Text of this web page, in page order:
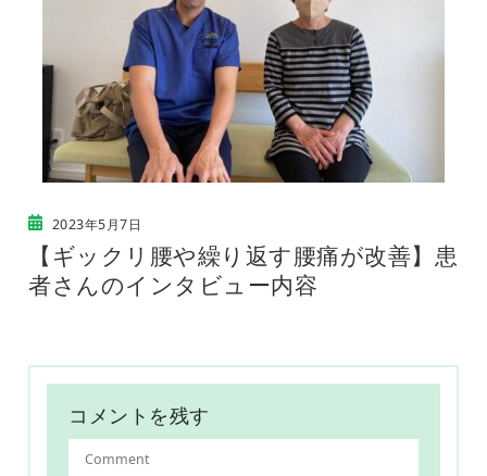
2023年5月7日
【ギックリ腰や繰り返す腰痛が改善】患
者さんのインタビュー内容
コメントを残す